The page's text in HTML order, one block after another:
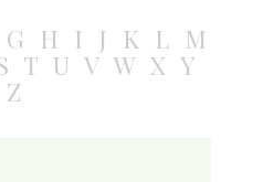
G H I J K L M
T U V W X Y
Z